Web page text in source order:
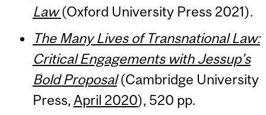
Law (Oxford University Press 2021).
The Many Lives of Transnational Law:
Critical Engagements with Jessup’s
Bold Proposal(Cambridge University
Press, April 2020), 520 pp.